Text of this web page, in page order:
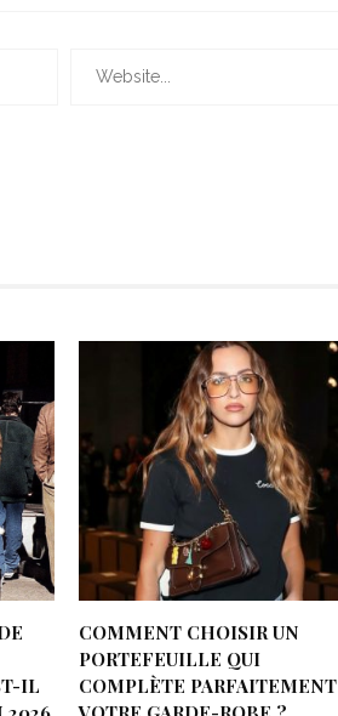
IL
COMMENT CHOISIR UN
PORTEFEUILLE QUI
COMPLÈTE PARFAITEMENT